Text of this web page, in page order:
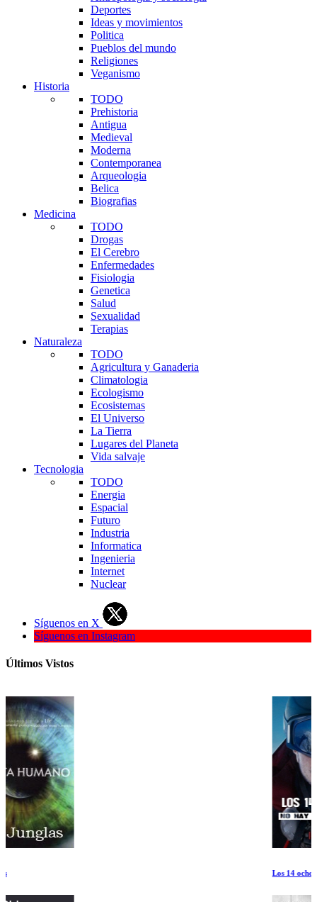
Deportes
Ideas y movimientos
Politica
Pueblos del mundo
Religiones
Veganismo
Historia
TODO
Prehistoria
Antigua
Medieval
Moderna
Contemporanea
Arqueologia
Belica
Biografias
Medicina
TODO
Drogas
El Cerebro
Enfermedades
Fisiologia
Genetica
Salud
Sexualidad
Terapias
Naturaleza
TODO
Agricultura y Ganaderia
Climatologia
Ecologismo
Ecosistemas
El Universo
La Tierra
Lugares del Planeta
Vida salvaje
Tecnologia
TODO
Energia
Espacial
Futuro
Industria
Informatica
Ingenieria
Internet
Nuclear
Síguenos en X
Síguenos en Instagram
Últimos Vistos